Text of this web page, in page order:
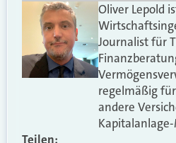
Oliver Lepold
Journalist für
regelmäßig
andere
Teilen: